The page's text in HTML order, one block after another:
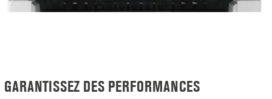
GARANTISSEZ DES PERFORMANCES